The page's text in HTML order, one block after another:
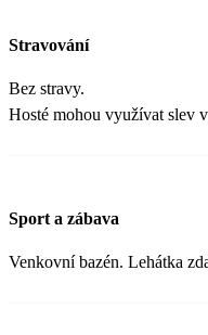
Stravování
Bez stravy.
Hosté mohou využívat slev
Sport a zábava
Venkovní bazén. Lehátka